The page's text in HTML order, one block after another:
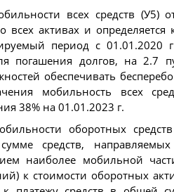
всех средств (У5)
всех активах и
период с 01.01.2020
погашения долгов, на 2.7
обеспечивать
мобильность всех
38% на 01.01.2023 г.
оборотных
средств,
наиболее мобильной
к стоимости оборотных